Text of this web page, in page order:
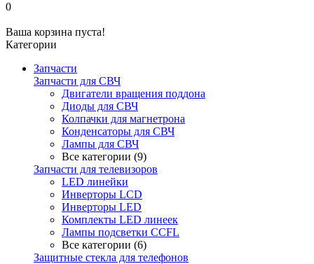
0
Ваша корзина пуста!
Категории
Запчасти
Запчасти для СВЧ
Двигатели вращения поддона
Диоды для СВЧ
Колпачки для магнетрона
Конденсаторы для СВЧ
Лампы для СВЧ
Все категории (9)
Запчасти для телевизоров
LED линейки
Инверторы LCD
Инверторы LED
Комплекты LED линеек
Лампы подсветки CCFL
Все категории (6)
Защитные стекла для телефонов